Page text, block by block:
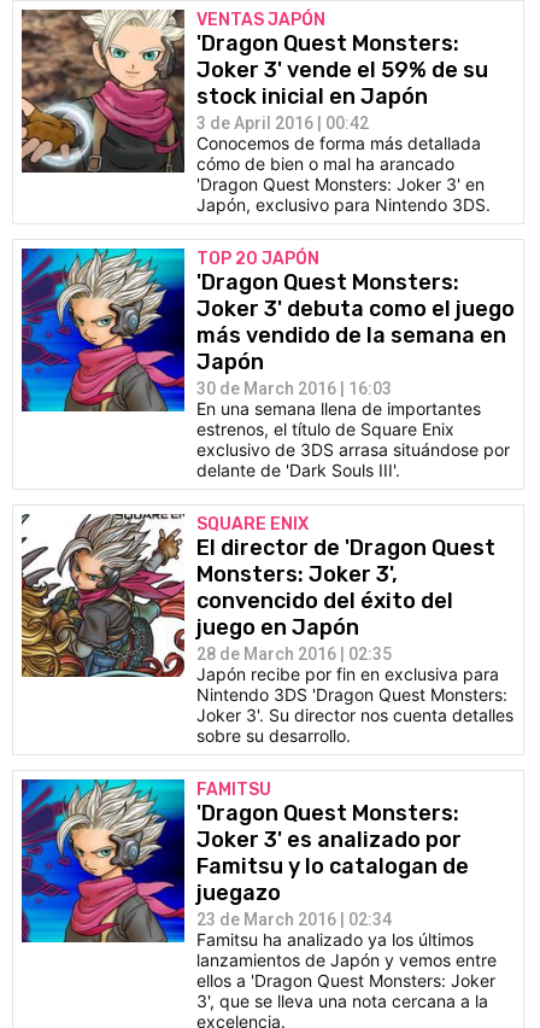
VENTAS JAPÓN
'Dragon Quest Monsters:
Joker 3' vende el 59% de su
stock inicial en Japón
3 de April 2016 | 00:42
Conocemos de forma más detallada
cómo de bien o mal ha arancado
'Dragon Quest Monsters: Joker 3' en
Japón, exclusivo para Nintendo 3DS.
TOP 20 JAPÓN
'Dragon Quest Monsters:
Joker 3' debuta como el juego
más vendido de la semana en
Japón
30 de March 2016 | 16:03
En una semana llena de importantes
estrenos, el título de Square Enix
exclusivo de 3DS arrasa situándose por
delante de 'Dark Souls III'.
SQUARE ENIX
El director de 'Dragon Quest
Monsters: Joker 3',
convencido del éxito del
juego en Japón
28 de March 2016 | 02:35
Japón recibe por fin en exclusiva para
Nintendo 3DS 'Dragon Quest Monsters:
Joker 3'. Su director nos cuenta detalles
sobre su desarrollo.
FAMITSU
'Dragon Quest Monsters:
Joker 3' es analizado por
Famitsu y lo catalogan de
juegazo
23 de March 2016 | 02:34
Famitsu ha analizado ya los últimos
lanzamientos de Japón y vemos entre
ellos a 'Dragon Quest Monsters: Joker
3', que se lleva una nota cercana a la
excelencia.